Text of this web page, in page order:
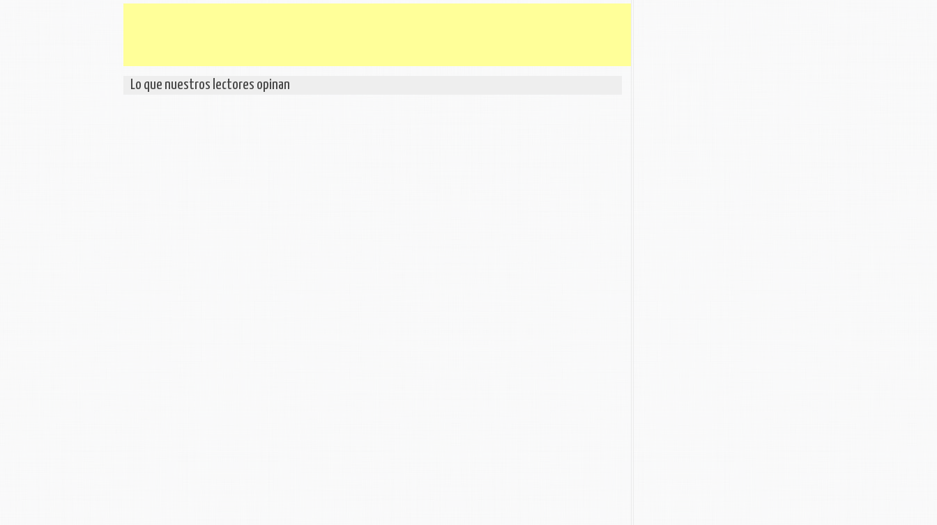
Lo que nuestros lectores opinan